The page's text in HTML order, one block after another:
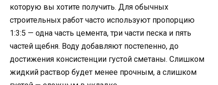
которую вы хотите получить. Для обычных
строительных работ часто используют пропорцию
1:3:5 — одна часть цемента, три части песка и пять
частей щебня. Воду добавляют постепенно, до
достижения консистенции густой сметаны. Слишком
жидкий раствор будет менее прочным, а слишком